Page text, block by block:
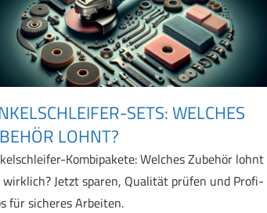
SETS: WELCHES
LOHNT?
Kombipakete: Welches Zubehör lohnt
wirklich? Jetzt sparen, Qualität prüfen und Profi-
für sicheres Arbeiten.